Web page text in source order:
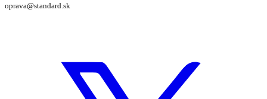
oprava@standard.sk